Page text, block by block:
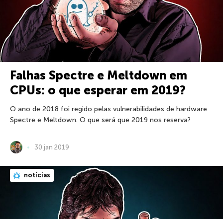
Falhas Spectre e Meltdown em
CPUs: o que esperar em 2019?
O ano de 2018 foi regido pelas vulnerabilidades de hardware
Spectre e Meltdown. O que será que 2019 nos reserva?
30 jan 2019
notícias